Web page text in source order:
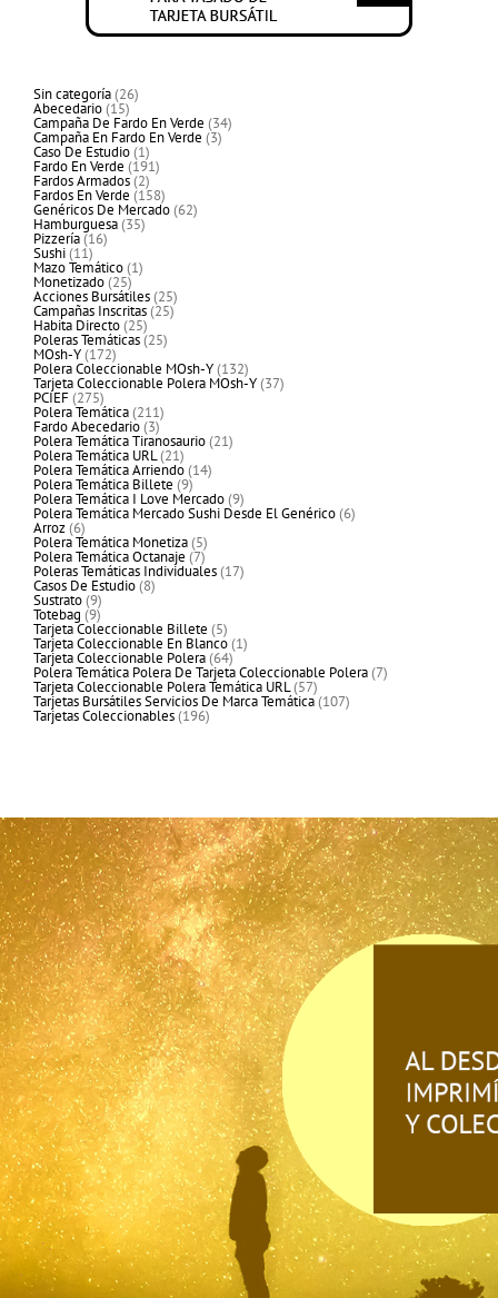
Sin categoría 2626
productos
Abecedario 1515
productos
Campaña De Fardo En Verde 3434
productos
Campaña En Fardo En Verde 33
productos
Caso De Estudio 11
producto
Fardo En Verde 191191
productos
Fardos Armados 22
productos
Fardos En Verde 158158
productos
Genéricos De Mercado 6262
productos
Hamburguesa 3535
productos
Pizzería 1616
productos
Sushi 1111
productos
Mazo Temático 11
producto
Monetizado 2525
productos
Acciones Bursátiles 2525
productos
Campañas Inscritas 2525
productos
Habita Directo 2525
productos
Poleras Temáticas 2525
productos
MOsh-Y 172172
productos
Polera Coleccionable MOsh-Y 132132
productos
Tarjeta Coleccionable Polera MOsh-Y 3737
productos
PCIEF 275275
productos
Polera Temática 211211
productos
Fardo Abecedario 33
productos
Polera Temática Tiranosaurio 2121
productos
Polera Temática URL 2121
productos
Polera Temática Arriendo 1414
productos
Polera Temática Billete 99
productos
Polera Temática I Love Mercado 99
productos
Polera Temática Mercado Sushi Desde El Genérico 66
productos
Arroz 66
productos
Polera Temática Monetiza 55
productos
Polera Temática Octanaje 77
productos
Poleras Temáticas Individuales 1717
productos
Casos De Estudio 88
productos
Sustrato 99
productos
Totebag 99
productos
Tarjeta Coleccionable Billete 55
productos
Tarjeta Coleccionable En Blanco 11
producto
Tarjeta Coleccionable Polera 6464
productos
Polera Temática Polera De Tarjeta Coleccionable Polera 77
productos
Tarjeta Coleccionable Polera Temática URL 5757
productos
Tarjetas Bursátiles Servicios De Marca Temática 107107
productos
Tarjetas Coleccionables 196196
productos